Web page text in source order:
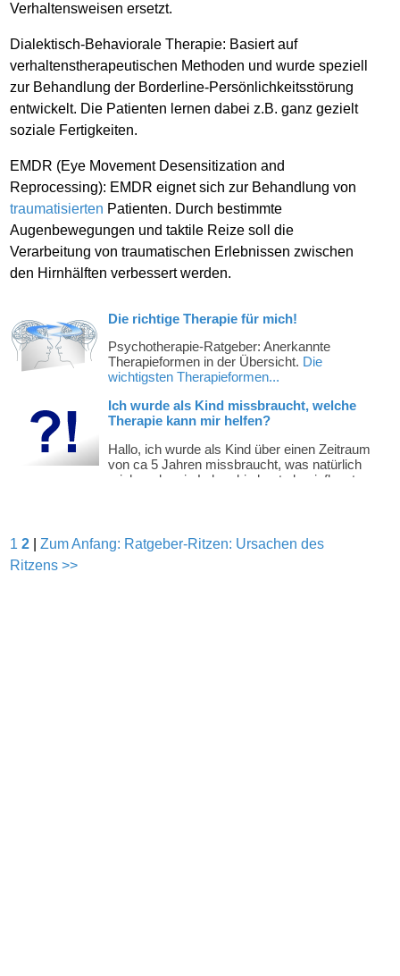
Verhaltensweisen ersetzt.
Dialektisch-Behaviorale Therapie: Basiert auf
verhaltenstherapeutischen Methoden und wurde speziell
zur Behandlung der Borderline-Persönlichkeitsstörung
entwickelt. Die Patienten lernen dabei z.B. ganz gezielt
soziale Fertigkeiten.
EMDR (Eye Movement Desensitization and
Reprocessing): EMDR eignet sich zur Behandlung von
traumatisierten Patienten. Durch bestimmte
Augenbewegungen und taktile Reize soll die
Verarbeitung von traumatischen Erlebnissen zwischen
den Hirnhälften verbessert werden.
1 2 |Zum Anfang: Ratgeber-Ritzen: Ursachen des
Ritzens >>